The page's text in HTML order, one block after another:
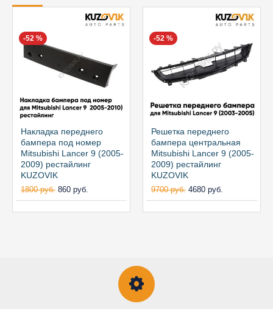
-52 %
Накладка переднего
бампера под номер
Mitsubishi Lancer 9 (2005-
2009) рестайлинг
KUZOVIK
1800 руб. 860 руб.
-52 %
Решетка переднего
бампера центральная
Mitsubishi Lancer 9 (2005-
2009) рестайлинг
KUZOVIK
9700 руб. 4680 руб.